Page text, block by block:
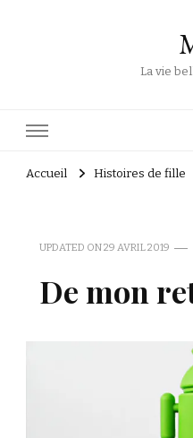
La vie
Accueil Histoires de fille
UPDATED ON29 AVRIL 2019
De mon